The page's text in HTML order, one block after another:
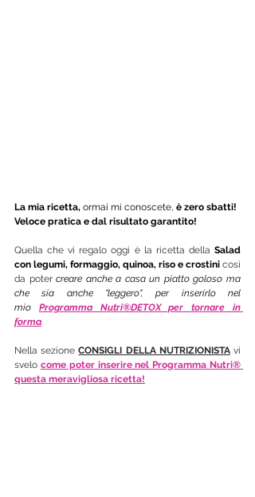
La mia ricetta, ormai mi conoscete, è zero sbatti!
Veloce pratica e dal risultato garantito!
Quella che vi regalo oggi è la ricetta della Salad
con legumi, formaggio, quinoa, riso e crostini così
da poter creare anche a casa un piatto goloso ma
che sia anche "leggero", per inserirlo nel
mio
Programma Nutri®DETOX per tornare in
forma.
Nella sezione CONSIGLI DELLA NUTRIZIONISTA vi
svelo come poter inserire nel Programma Nutri®
questa meravigliosa ricetta!